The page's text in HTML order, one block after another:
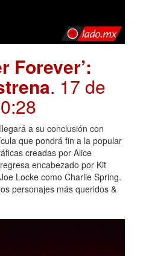
Forever’:
. 17 de
a su conclusión con
que pondrá fin a la popular
creadas por Alice
encabezado por Kit
Locke como Charlie Spring.
personajes más queridos &